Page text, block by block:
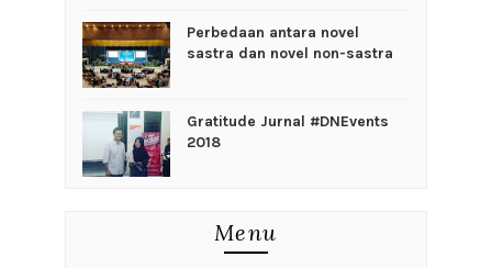
Perbedaan antara novel
sastra dan novel non-sastra
Gratitude Jurnal #DNEvents
2018
Menu